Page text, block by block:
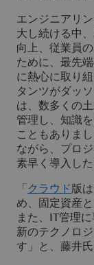
エンジニアリ
大し続ける中
向上、従業員
ために、最先
に熱心に取り
タンツがダッ
は、数多くの
管理し、知識
こともありま
ながら、プロ
素早く導入し
「 クラウド 版
め、固定資産
また、IT管理
新のテクノロ
す」と、藤井氏